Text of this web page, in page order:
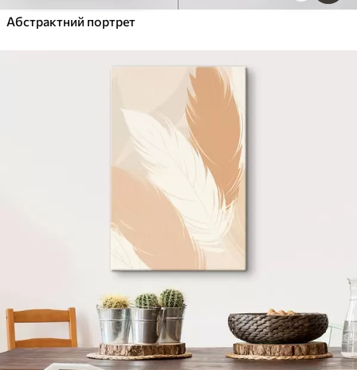
Абстрактний портрет